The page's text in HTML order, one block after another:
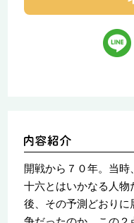
開戦から７０年。当
十六とはいかなる人物
後、その予測どおりに